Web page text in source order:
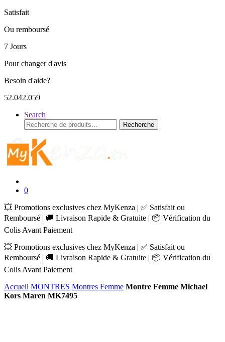
Satisfait
Ou remboursé
7 Jours
Pour changer d'avis
Besoin d'aide?
52.042.059
Search
Recherche
pour :
Recherche
0
💥 Promotions exclusives chez MyKenza | ✅ Satisfait ou
Remboursé | 🚚 Livraison Rapide & Gratuite | 📦 Vérification du
Colis Avant Paiement
💥 Promotions exclusives chez MyKenza | ✅ Satisfait ou
Remboursé | 🚚 Livraison Rapide & Gratuite | 📦 Vérification du
Colis Avant Paiement
Accueil MONTRES Montres Femme Montre Femme Michael
Kors Maren MK7495